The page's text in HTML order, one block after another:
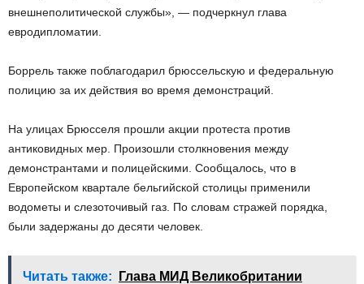
внешнеполитической службы», — подчеркнул глава
евродипломатии.
Боррель также поблагодарил брюссельскую и федеральную
полицию за их действия во время демонстраций.
На улицах Брюсселя прошли акции протеста против
антиковидных мер. Произошли столкновения между
демонстрантами и полицейскими. Сообщалось, что в
Европейском квартале бельгийской столицы применили
водометы и слезоточивый газ. По словам стражей порядка,
были задержаны до десяти человек.
Читать также:
Глава МИД Великобритании